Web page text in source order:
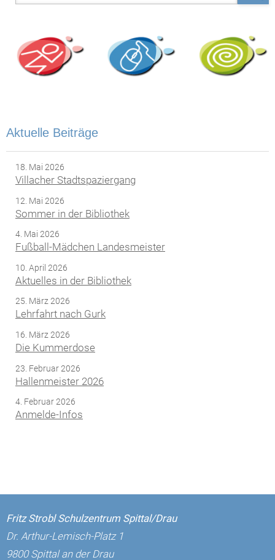
Aktuelle Beiträge
18. Mai 2026
Villacher Stadtspaziergang
12. Mai 2026
Sommer in der Bibliothek
4. Mai 2026
Fußball-Mädchen Landesmeister
10. April 2026
Aktuelles in der Bibliothek
25. März 2026
Lehrfahrt nach Gurk
16. März 2026
Die Kummerdose
23. Februar 2026
Hallenmeister 2026
4. Februar 2026
Anmelde-Infos
Fritz Strobl Schulzentrum Spittal/Drau
Dr. Arthur-Lemisch-Platz 1
9800 Spittal an der Drau